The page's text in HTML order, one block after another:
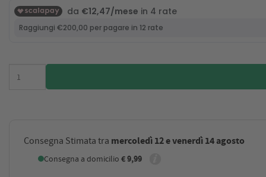
Consegna Stimata tra mercoledì 12 e venerdì 14 agosto
Consegna a domicilio € 9,99